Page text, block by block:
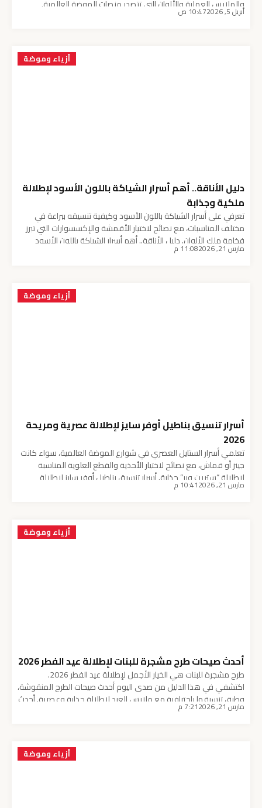
والملابس العملية والألوان التي تتصدر منصات الموضة العالمية.
أبريل 5, 2026 10:47 ص
أزياء وموضة
دليل الأناقة.. أهم أسرار الشياكة باللون الأسود لإطلالة
ملكية وجذابة
تعرفي على أسرار الشياكة باللون الأسود وكيفية تنسيقه ببراعة في
مختلف المناسبات، مع نصائح لاختيار الأقمشة والإكسسوارات التي تبرز
فخامة ملك الألوان. دليل الأناقة.. أهم أسرار الشياكة باللون الأسود
لإطلالة ملكية وجذابة قسم الموضة والجمال – صدى اليوم يظل اللون
مارس 21, 2026 11:08 م
أزياء وموضة
أسرار تنسيق بناطيل أوفر سايز لإطلالة عصرية ومريحة
2026
تعلمي أسرار الستايل العصري في شوارع الموضة العالمية، سواء كانت
جينز أو قماش، مع نصائح لاختيار الأحذية والقطع العلوية المناسبة
لإطلالة “ستريت وير” جذابة. أسرار تنسيق بناطيل أوفر سايز لإطلالة
عصرية ومريحة 2026 قسم الموضة والجمال – صدى اليوم لم تعد
مارس 21, 2026 10:41 م
أزياء وموضة
أحدث صيحات طرح مشجرة للبنات لإطلالة عيد الفطر 2026
طرح مشجرة للبنات هي الخيار الأجمل لإطلالة عيد الفطر 2026.
اكتشفي في هذا الدليل من صدى اليوم أحدث صيحات الطرح المنقوشة،
وطرق تنسيقها باحترافية مع ملابس العيد لإطلالة جذابة وعصرية. أحدث
مارس 21, 2026 7:21 م
أزياء وموضة